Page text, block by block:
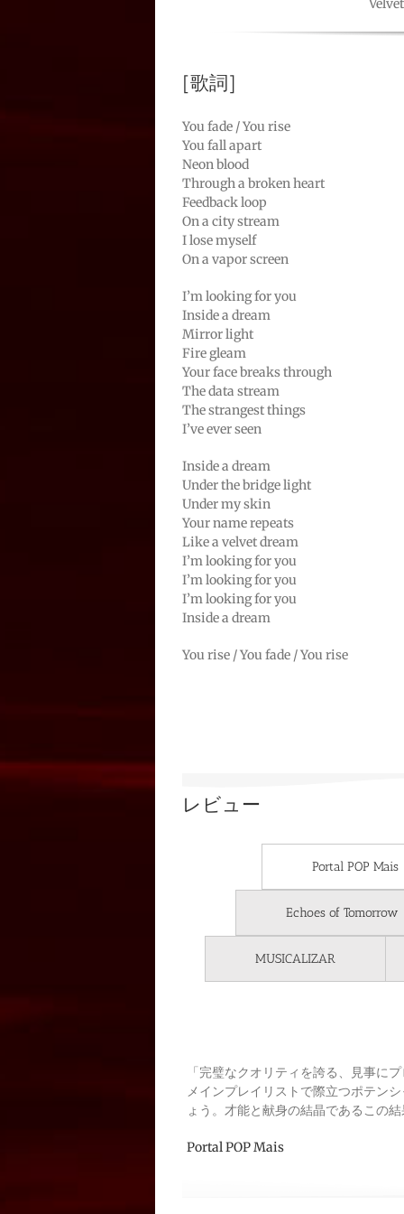
[歌詞]
You fade / You rise
You fall apart
Neon blood
Through a broken heart
Feedback loop
On a city stream
I lose myself
On a vapor screen
I’m looking for you
Inside a dream
Mirror light
Fire gleam
Your face breaks through
The data stream
The strangest things
I’ve ever seen
Inside a dream
Under the bridge light
Under my skin
Your name repeats
Like a velvet dream
I’m looking for you
I’m looking for you
I’m looking for you
Inside a dream
You rise / You fade / You rise
レビュー
Portal POP Mais
Echoes of Tomorrow
MUSICALIZAR
「完璧なクオリティを誇る、見事に
メインプレイリストで際立つポテン
ょう。才能と献身の結晶であるこの
Portal POP Mais